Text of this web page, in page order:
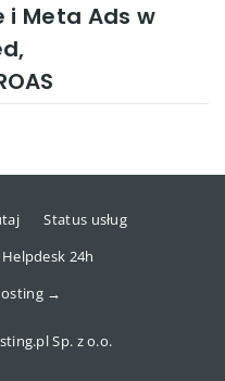
i Meta Ads w
Status usług
Helpdesk 24h
→
Sp. z o.o.